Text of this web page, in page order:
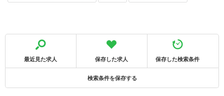
最近見た求人 保存した求人 保存した検索条件
検索条件を保存する